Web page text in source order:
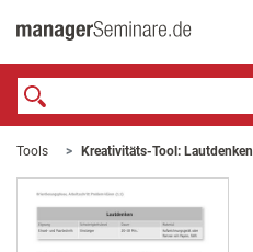
Tools Kreativitäts-Tool: Lautdenken